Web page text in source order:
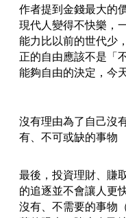
作者提到金錢最大的
現代人變得不快樂，
能力比以前的世代少
正的自由應該不是「
能夠自由的決定，今
沒有理由為了自己沒
有、不可或缺的事物
最後，投資理財、賺
的追逐並不會讓人更
沒有、不需要的事物